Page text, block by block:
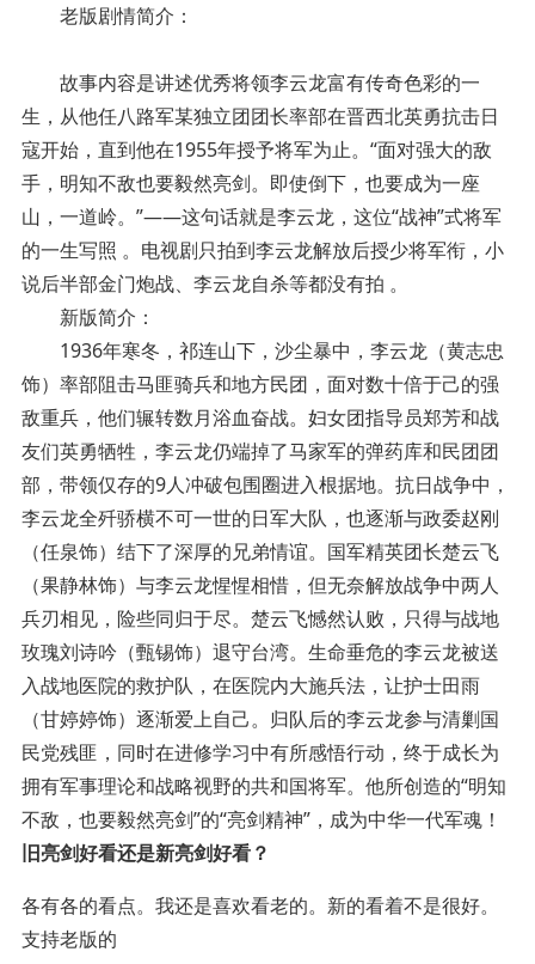
老版剧情简介：
故事内容是讲述优秀将领李云龙富有传奇色彩的一
生，从他任八路军某独立团团长率部在晋西北英勇抗击日
寇开始，直到他在1955年授予将军为止。“面对强大的敌
手，明知不敌也要毅然亮剑。即使倒下，也要成为一座
山，一道岭。”——这句话就是李云龙，这位“战神”式将军
的一生写照 。电视剧只拍到李云龙解放后授少将军衔，小
说后半部金门炮战、李云龙自杀等都没有拍 。
新版简介：
1936年寒冬，祁连山下，沙尘暴中，李云龙（黄志忠
饰）率部阻击马匪骑兵和地方民团，面对数十倍于己的强
敌重兵，他们辗转数月浴血奋战。妇女团指导员郑芳和战
友们英勇牺牲，李云龙仍端掉了马家军的弹药库和民团团
部，带领仅存的9人冲破包围圈进入根据地。抗日战争中，
李云龙全歼骄横不可一世的日军大队，也逐渐与政委赵刚
（任泉饰）结下了深厚的兄弟情谊。国军精英团长楚云飞
（果静林饰）与李云龙惺惺相惜，但无奈解放战争中两人
兵刃相见，险些同归于尽。楚云飞憾然认败，只得与战地
玫瑰刘诗吟（甄锡饰）退守台湾。生命垂危的李云龙被送
入战地医院的救护队，在医院内大施兵法，让护士田雨
（甘婷婷饰）逐渐爱上自己。归队后的李云龙参与清剿国
民党残匪，同时在进修学习中有所感悟行动，终于成长为
拥有军事理论和战略视野的共和国将军。他所创造的“明知
不敌，也要毅然亮剑”的“亮剑精神”，成为中华一代军魂！
旧亮剑好看还是新亮剑好看？
各有各的看点。我还是喜欢看老的。新的看着不是很好。
支持老版的